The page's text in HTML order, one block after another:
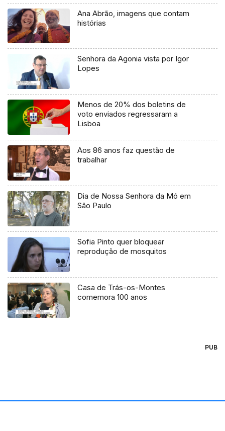
Ana Abrão, imagens que contam
histórias
Senhora da Agonia vista por Igor
Lopes
Menos de 20% dos boletins de
voto enviados regressaram a
Lisboa
Aos 86 anos faz questão de
trabalhar
Dia de Nossa Senhora da Mó em
São Paulo
Sofia Pinto quer bloquear
reprodução de mosquitos
Casa de Trás-os-Montes
comemora 100 anos
PUB